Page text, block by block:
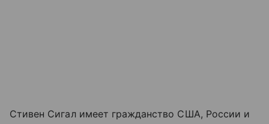
Стивен Сигал имеет гражданство США, России и